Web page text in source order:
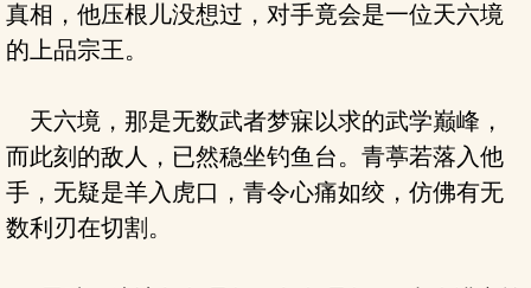
真相，他压根儿没想过，对手竟会是一位天六境
的上品宗王。
天六境，那是无数武者梦寐以求的武学巅峰，
而此刻的敌人，已然稳坐钓鱼台。青葶若落入他
手，无疑是羊入虎口，青令心痛如绞，仿佛有无
数利刃在切割。